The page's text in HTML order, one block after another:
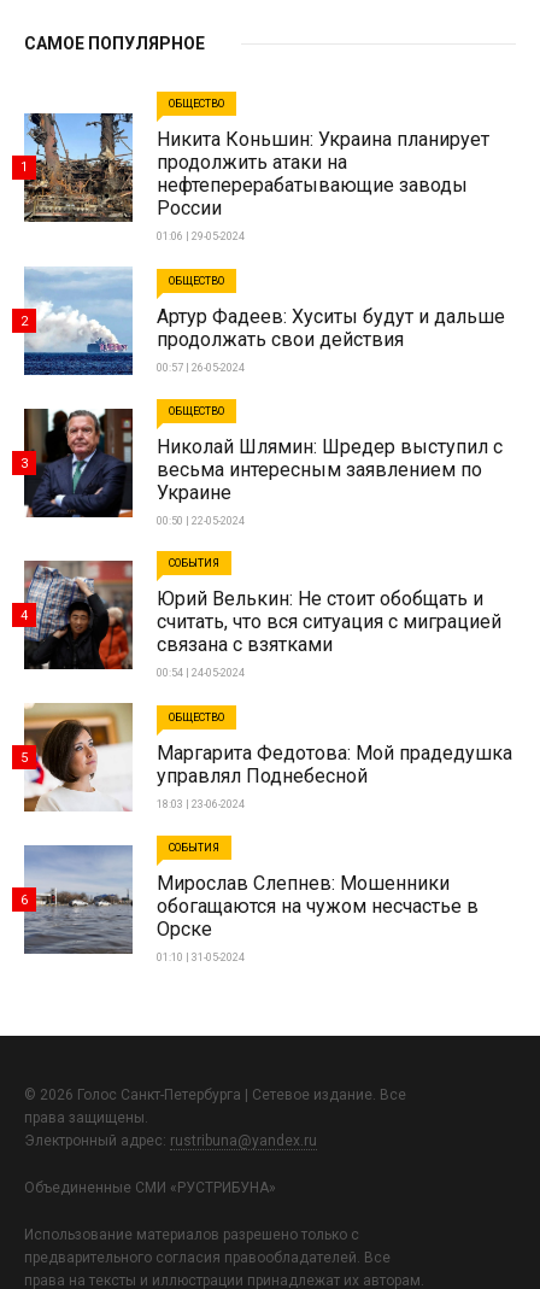
САМОЕ ПОПУЛЯРНОЕ
ОБЩЕСТВО
Никита Коньшин: Украина планирует
продолжить атаки на
нефтеперерабатывающие заводы
России
01:06 | 29-05-2024
1
ОБЩЕСТВО
Артур Фадеев: Хуситы будут и дальше
продолжать свои действия
00:57 | 26-05-2024
2
ОБЩЕСТВО
Николай Шлямин: Шредер выступил с
весьма интересным заявлением по
Украине
00:50 | 22-05-2024
3
СОБЫТИЯ
Юрий Велькин: Не стоит обобщать и
считать, что вся ситуация с миграцией
связана с взятками
00:54 | 24-05-2024
4
ОБЩЕСТВО
Маргарита Федотова: Мой прадедушка
управлял Поднебесной
18:03 | 23-06-2024
5
СОБЫТИЯ
Мирослав Слепнев: Мошенники
обогащаются на чужом несчастье в
Орске
01:10 | 31-05-2024
6
© 2026 Голос Санкт-Петербурга | Сетевое издание. Все
права защищены.
Электронный адрес: rustribuna@yandex.ru
Объединенные СМИ «РУСТРИБУНА»
Использование материалов разрешено только с
предварительного согласия правообладателей. Все
права на тексты и иллюстрации принадлежат их авторам.